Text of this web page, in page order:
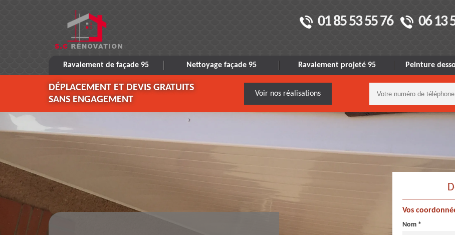
01 85 53 55 76 06 13
Ravalement de façade 95 Nettoyage façade 95 Ravalement projeté 95 Peinture
DÉPLACEMENT ET DEVIS GRATUITS
SANS ENGAGEMENT
Voir nos réalisations
Vos
Nom *